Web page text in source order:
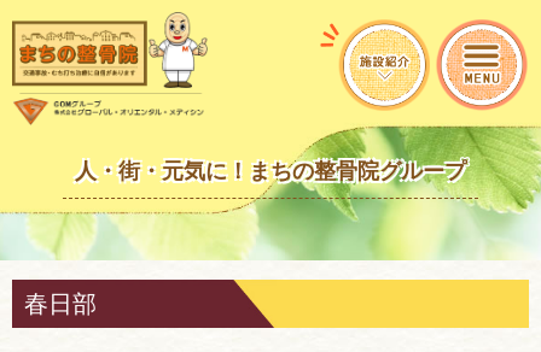
人・街・元気に！まちの整骨院グループ
春日部